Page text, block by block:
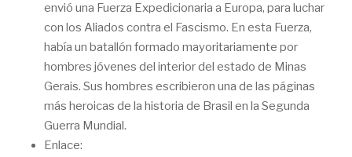
envió una Fuerza Expedicionaria a Europa, para luchar
con los Aliados contra el Fascismo. En esta Fuerza,
había un batallón formado mayoritariamente por
hombres jóvenes del interior del estado de Minas
Gerais. Sus hombres escribieron una de las páginas
más heroicas de la historia de Brasil en la Segunda
Guerra Mundial.
Enlace: